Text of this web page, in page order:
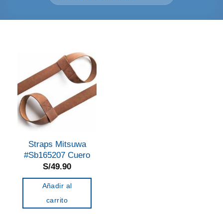
Straps Mitsuwa
#Sb165207 Cuero
S/49.90
Añadir al
carrito